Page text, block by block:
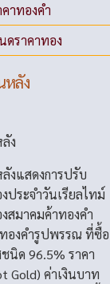
าทองคำ
ราคาทอง
หลัง
ง
งแสดงการปรับ
ประจำวันเรียลไทม์
สมาคมค้าทองคำ
องคำรูปพรรณ ที่ซื้อ
นิด 96.5% ราคา
Gold) ค่าเงินบาท